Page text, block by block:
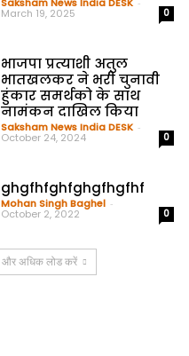
March 19, 2025 0
भाजपा प्रत्याशी अतुल
भातखलकर ने भरी चुनावी
हुंकार समर्थको के साथ
नामंकन दाखिल किया
Saksham News India DESK -
October 24, 2024 0
ghgfhfghfghgfhgfhf
Mohan Singh Baghel -
October 2, 2022 0
और अधिक लोड करें